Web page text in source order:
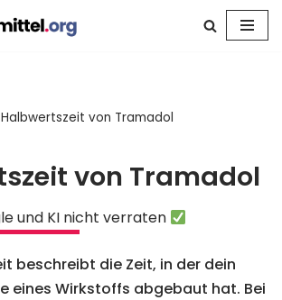
Halbwertszeit von Tramadol
von Tramadol
und KI nicht verraten
beschreibt die Zeit, in der dein
eines Wirkstoffs abgebaut hat. Bei